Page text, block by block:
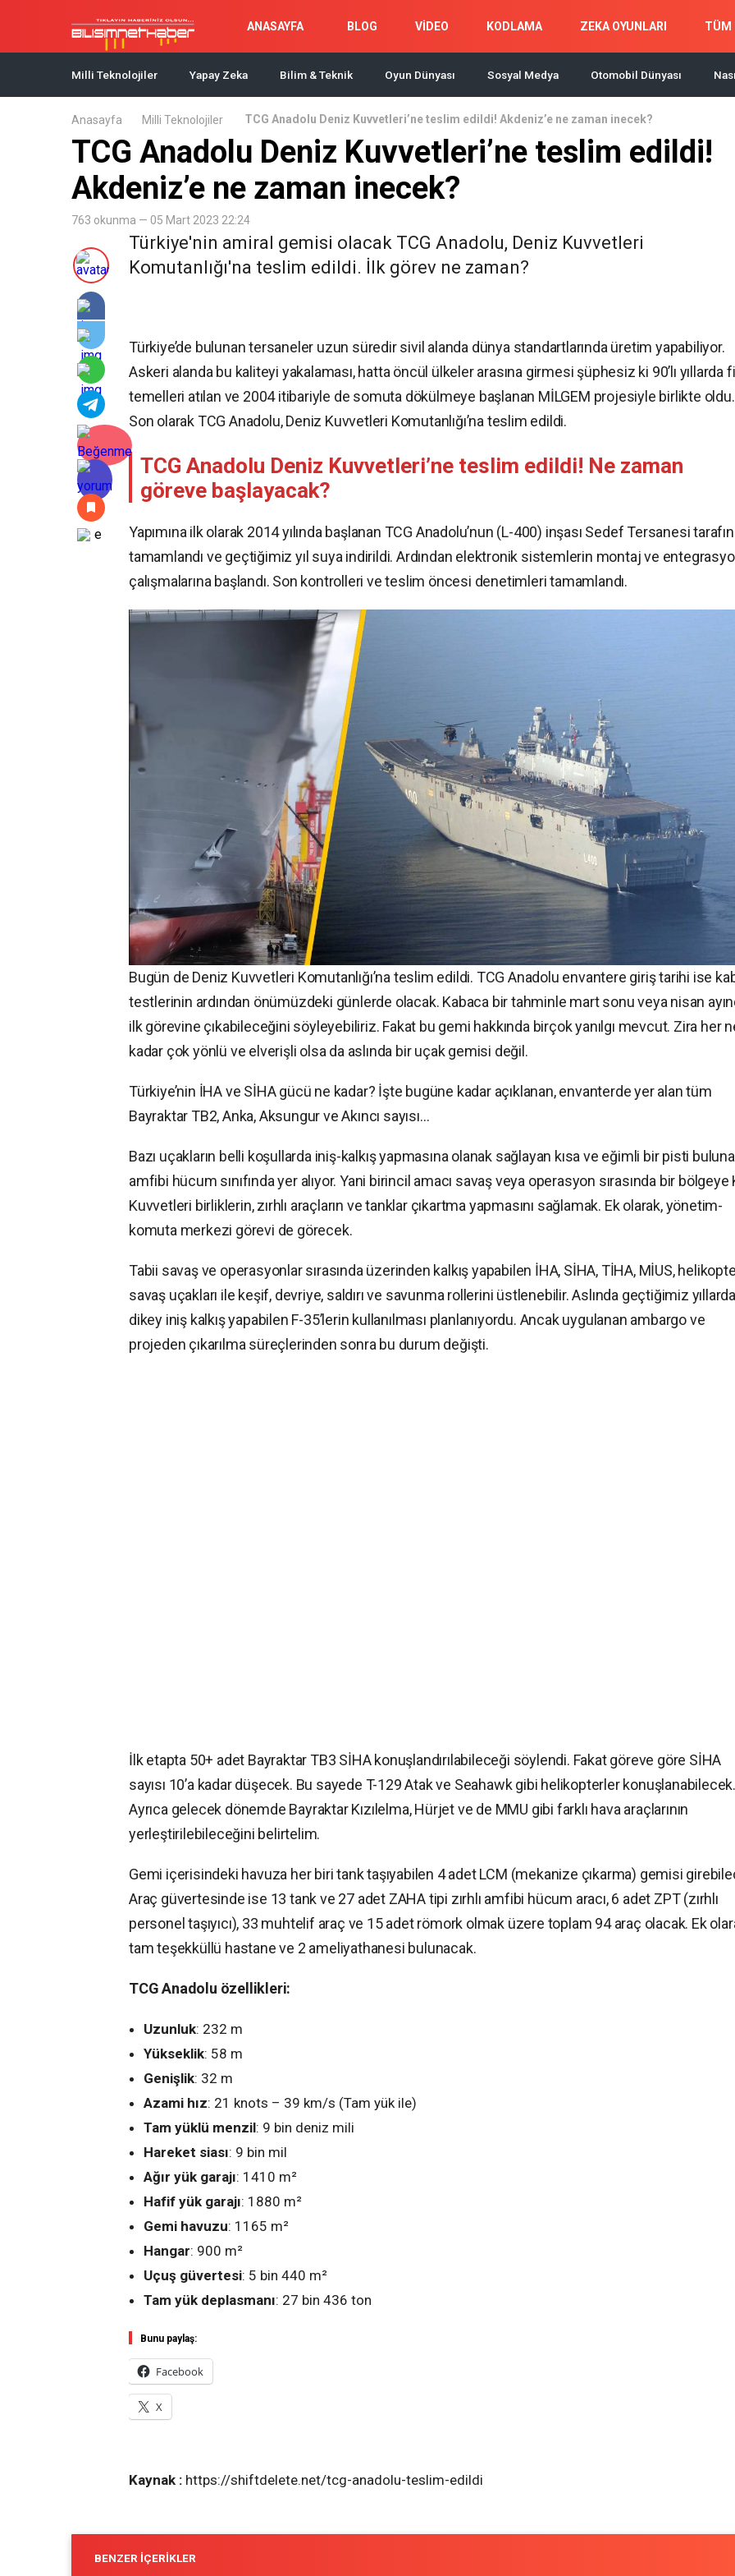
ANASAYFA BLOG VİDEO KODLAMA ZEKA OYUNLARI TÜM
Milli Teknolojiler Yapay Zeka Bilim & Teknik Oyun Dünyası Sosyal Medya Otomobil Dünyası
Anasayfa Milli Teknolojiler TCG Anadolu Deniz Kuvvetleri’ne teslim edildi! Akdeniz’e ne zaman inecek?
TCG Anadolu Deniz Kuvvetleri’ne teslim edildi!
Akdeniz’e ne zaman inecek?
763 okunma — 05 Mart 2023 22:24
Türkiye'nin amiral gemisi olacak TCG Anadolu, Deniz Kuvvetleri
Komutanlığı'na teslim edildi. İlk görev ne zaman?
Türkiye’de bulunan tersaneler uzun süredir sivil alanda dünya standartlarında üretim yapabiliyor.
Askeri alanda bu kaliteyi yakalaması, hatta öncül ülkeler arasına girmesi şüphesiz ki 90’lı yıllarda
temelleri atılan ve 2004 itibariyle de somuta dökülmeye başlanan MİLGEM projesiyle birlikte oldu.
Son olarak TCG Anadolu, Deniz Kuvvetleri Komutanlığı’na teslim edildi.
TCG Anadolu Deniz Kuvvetleri’ne teslim edildi! Ne zaman
göreve başlayacak?
Yapımına ilk olarak 2014 yılında başlanan TCG Anadolu’nun (L-400) inşası Sedef Tersanesi
tamamlandı ve geçtiğimiz yıl suya indirildi. Ardından elektronik sistemlerin montaj ve
çalışmalarına başlandı. Son kontrolleri ve teslim öncesi denetimleri tamamlandı.
Bugün de Deniz Kuvvetleri Komutanlığı’na teslim edildi. TCG Anadolu envantere giriş tarihi ise
testlerinin ardından önümüzdeki günlerde olacak. Kabaca bir tahminle mart sonu veya nisan
ilk görevine çıkabileceğini söyleyebiliriz. Fakat bu gemi hakkında birçok yanılgı mevcut. Zira her
kadar çok yönlü ve elverişli olsa da aslında bir uçak gemisi değil.
Türkiye’nin İHA ve SİHA gücü ne kadar? İşte bugüne kadar açıklanan, envanterde yer alan tüm
Bayraktar TB2, Anka, Aksungur ve Akıncı sayısı…
Bazı uçakların belli koşullarda iniş-kalkış yapmasına olanak sağlayan kısa ve eğimli bir pisti
amfibi hücum sınıfında yer alıyor. Yani birincil amacı savaş veya operasyon sırasında bir bölgeye
Kuvvetleri birliklerin, zırhlı araçların ve tanklar çıkartma yapmasını sağlamak. Ek olarak, yönetim-
komuta merkezi görevi de görecek.
Tabii savaş ve operasyonlar sırasında üzerinden kalkış yapabilen İHA, SİHA, TİHA, MİUS,
savaş uçakları ile keşif, devriye, saldırı ve savunma rollerini üstlenebilir. Aslında geçtiğimiz yıllarda
dikey iniş kalkış yapabilen F-35’lerin kullanılması planlanıyordu. Ancak uygulanan ambargo ve
projeden çıkarılma süreçlerinden sonra bu durum değişti.
İlk etapta 50+ adet Bayraktar TB3 SİHA konuşlandırılabileceği söylendi. Fakat göreve göre SİHA
sayısı 10’a kadar düşecek. Bu sayede T-129 Atak ve Seahawk gibi helikopterler konuşlanabilecek.
Ayrıca gelecek dönemde Bayraktar Kızılelma, Hürjet ve de MMU gibi farklı hava araçlarının
yerleştirilebileceğini belirtelim.
Gemi içerisindeki havuza her biri tank taşıyabilen 4 adet LCM (mekanize çıkarma) gemisi
Araç güvertesinde ise 13 tank ve 27 adet ZAHA tipi zırhlı amfibi hücum aracı, 6 adet ZPT (zırhlı
personel taşıyıcı), 33 muhtelif araç ve 15 adet römork olmak üzere toplam 94 araç olacak. Ek
tam teşekküllü hastane ve 2 ameliyathanesi bulunacak.
TCG Anadolu özellikleri:
Uzunluk: 232 m
Yükseklik: 58 m
Genişlik: 32 m
Azami hız: 21 knots – 39 km/s (Tam yük ile)
Tam yüklü menzil: 9 bin deniz mili
Hareket siası: 9 bin mil
Ağır yük garajı: 1410 m²
Hafif yük garajı: 1880 m²
Gemi havuzu: 1165 m²
Hangar: 900 m²
Uçuş güvertesi: 5 bin 440 m²
Tam yük deplasmanı: 27 bin 436 ton
Bunu paylaş:
Facebook
X
Kaynak : https://shiftdelete.net/tcg-anadolu-teslim-edildi
BENZER İÇERIKLER